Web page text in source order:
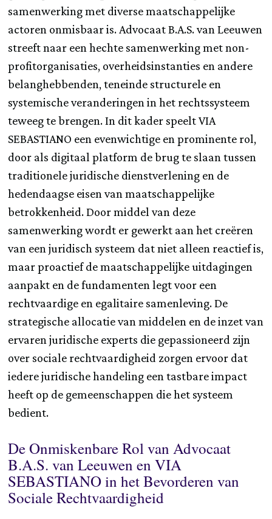
samenwerking met diverse maatschappelijke
actoren onmisbaar is. Advocaat B.A.S. van Leeuwen
streeft naar een hechte samenwerking met non-
profitorganisaties, overheidsinstanties en andere
belanghebbenden, teneinde structurele en
systemische veranderingen in het rechtssysteem
teweeg te brengen. In dit kader speelt VIA
SEBASTIANO een evenwichtige en prominente rol,
door als digitaal platform de brug te slaan tussen
traditionele juridische dienstverlening en de
hedendaagse eisen van maatschappelijke
betrokkenheid. Door middel van deze
samenwerking wordt er gewerkt aan het creëren
van een juridisch systeem dat niet alleen reactief is,
maar proactief de maatschappelijke uitdagingen
aanpakt en de fundamenten legt voor een
rechtvaardige en egalitaire samenleving. De
strategische allocatie van middelen en de inzet van
ervaren juridische experts die gepassioneerd zijn
over sociale rechtvaardigheid zorgen ervoor dat
iedere juridische handeling een tastbare impact
heeft op de gemeenschappen die het systeem
bedient.
De Onmiskenbare Rol van Advocaat
B.A.S. van Leeuwen en VIA
SEBASTIANO in het Bevorderen van
Sociale Rechtvaardigheid